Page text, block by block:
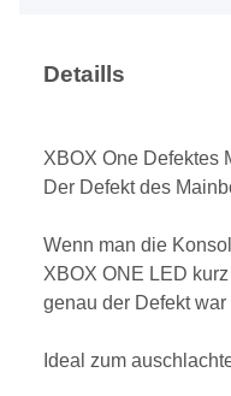
Detaills
XBOX One Defektes
Der Defekt des
Wenn man die
XBOX ONE LED
genau der Defekt
Ideal zum